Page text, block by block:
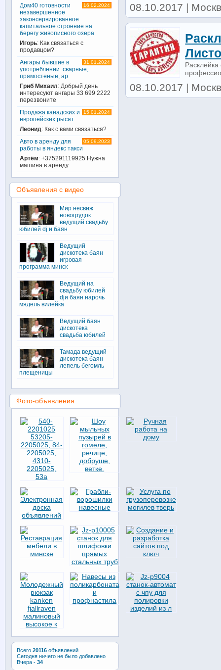
08.10.2017 |
08.10.2017 |
16.02.2024
Дом40 готовности
незавершенное
законсервированное
капитальное строение на
берегу живописного озера
Игорь: Как связаться с
продавцом?
31.01.2024
Ангары бывшие в
употреблении. сварные,
прямостеные, ар
Гриб Михаил: Добрый день
интересуют ангары 33 699 2222
перезвоните
15.01.2024
Продажа канадских и
европейских рысят
Леонид: Как с вами связаться?
05.09.2023
Авто в аренду для
работы в яндекс такси
Артём: +375291119925 Нужна
машина в аренду
Объявления с видео
Мир несвиж
новогрудок
ведущий свадьбу
юбилей dj и баян
Ведущий
дискотека баян
игровая
программа минск
Ведущий на
свадьбу юбилей
djи баян нарочь
мядель вилейка
Ведущий баян
дискотека
свадьба юбилей
Тамада ведущий
дискотека баян
лепель бегомль
плещеницы
Фото-объявления
Всего 20116объявлений
Сегодня ничего не было добавлено
Вчера - 34